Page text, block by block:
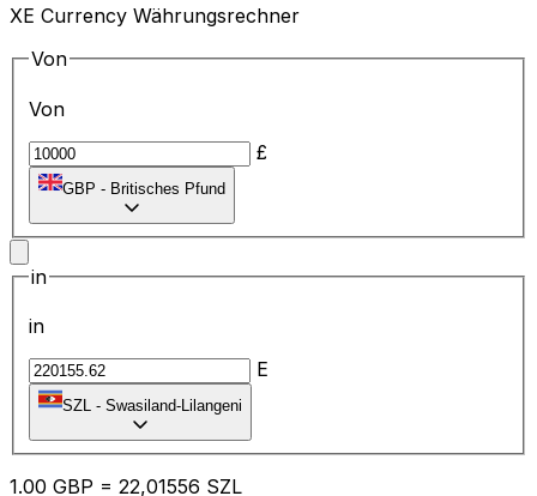
XE Currency Währungsrechner
Von
Von
£
GBP - Britisches Pfund
in
in
E
SZL - Swasiland-Lilangeni
1.00 GBP = 22,01556 SZL